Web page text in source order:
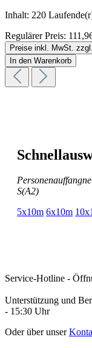
Inhalt: 220
Regulärer Preis:
Preise inkl. MwSt.
In den Warenkorb
S(A2)
5x10m 6x10m
Service-Hotline -
Unterstützung und
- 15:30 Uhr
Oder über unser